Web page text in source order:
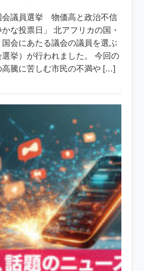
会議員選挙 物価高と政治不信
な投票日」 北アフリカの国・
会にあたる議会の議員を選ぶ
挙）が行われました。 今回の
高騰に苦しむ市民の不満や […]